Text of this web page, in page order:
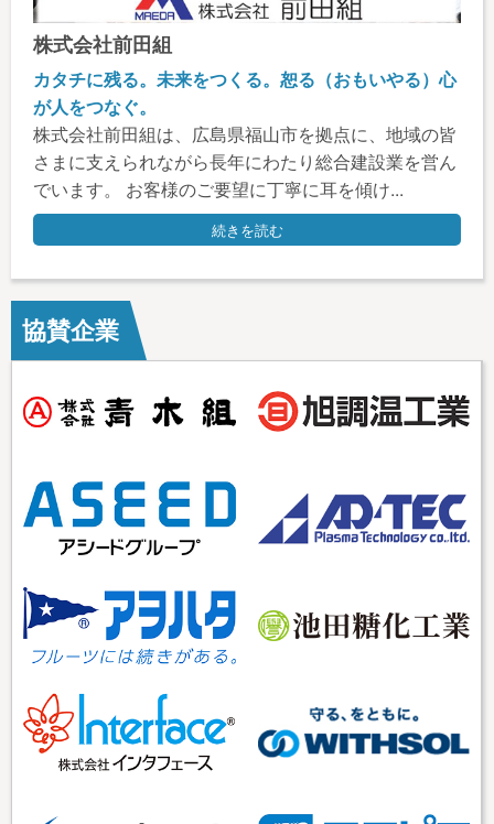
株式会社前田組
カタチに残る。未来をつくる。恕る（おもいやる）心
が人をつなぐ。
株式会社前田組は、広島県福山市を拠点に、地域の皆
さまに支えられながら長年にわたり総合建設業を営ん
でいます。 お客様のご要望に丁寧に耳を傾け...
続きを読む
協賛企業